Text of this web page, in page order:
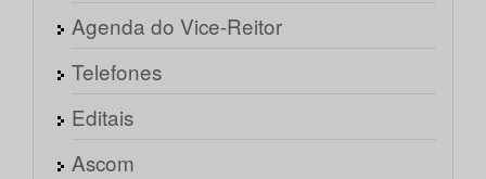
Agenda do Vice-Reitor
Telefones
Editais
Ascom